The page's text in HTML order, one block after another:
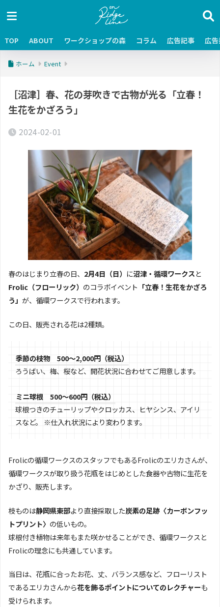
TOP ABOUT ワークショップの森 コラム 広告記事 広
ホーム Event
［沼津］春、花の芽吹きで古物が光る「立春！
生花をかざろう」
2024-02-01
春のはじまり立春の日、 2月4日（日） に沼津・循環ワークスと
Frolic（フローリック） のコラボイベント 「立春！生花をかざろ
う」 が、循環ワークスで行われます。
この日、販売される花は2種類。
季節の枝物 500～2,000円（税込）
ろうばい、梅、桜など、開花状況に合わせてご用意します。
ミニ球根 500～600円（税込）
球根つきのチューリップやクロッカス、ヒヤシンス、アイリ
スなど。 ※仕入れ状況により変わります。
Frolicの循環ワークスのスタッフでもあるFrolicのエリカさんが、
循環ワークスが取り扱う花瓶をはじめとした食器や古物に生花を
かざり、販売します。
枝ものは静岡県東部より直接採取した炭素の足跡〈カーボンフッ
トプリント〉 の低いもの。
球根付き植物は来年もまた咲かせることができ、循環ワークスと
Frolicの理念にも共通しています。
当日は、花瓶に合ったお花、丈、バランス感など、フローリスト
であるエリカさんから花を飾るポイントについてのレクチャーも
受けられます。